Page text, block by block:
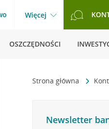
Więcej
OSZCZĘDNOŚCI
Strona główna
Newsletter